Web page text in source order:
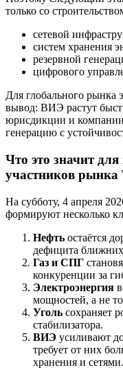
только со
сетевой
систем хранения
резервной
цифрового
Для глобального рынка
вывод: ВИЭ растут
юрисдикции и
генерацию с
Что это значит
участников
На субботу, 4 апреля
формируют несколько
Нефть остаётся
дефицита
Газ и СПГ
конкуренции за
Электроэнергия
мощностей, а не
Уголь сохраняет
стабилизатора.
ВИЭ усиливают
требует от них
хранения и сетями.